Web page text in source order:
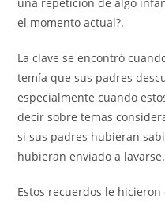
el momento actual?.
La clave se encontró
temía que sus padres
especialmente cuando
decir sobre temas
si sus padres hubieran
hubieran enviado a lavarse.
Estos recuerdos le